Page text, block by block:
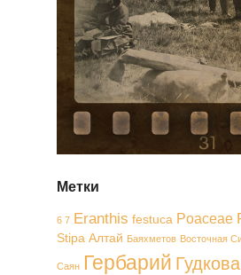
Метки
6 7 Eranthis festuca Poaceae
Stipa Алтай Баяхметов Восточная
Саян Гербарий Гудкова